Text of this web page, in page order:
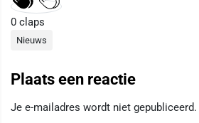
0 claps
Nieuws
Plaats een reactie
Je e-mailadres wordt niet gepubliceerd.